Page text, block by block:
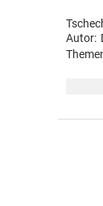
Autor: